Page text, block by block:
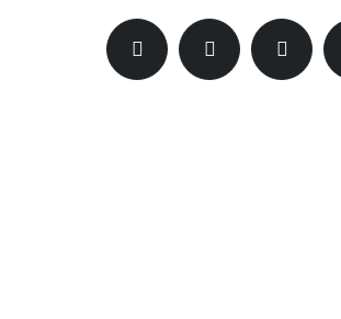
Facebook Twitter